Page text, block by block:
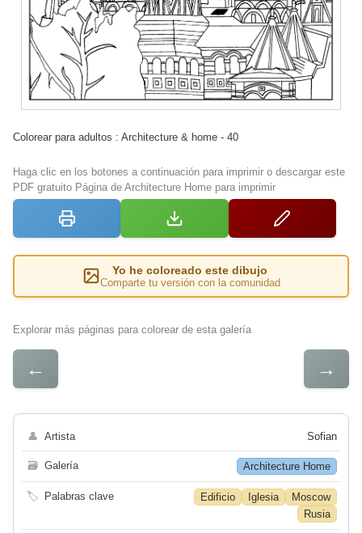
Colorear para adultos : Architecture & home - 40
Haga clic en los botones a continuación para imprimir o descargar este
PDF gratuito Página de Architecture Home para imprimir
Yo he coloreado este dibujo
Comparte tu versión con la comunidad
Explorar más páginas para colorear de esta galería
← →
👤 Artista Sofian
🗃 Galería Architecture Home
🏷 Palabras clave Edificio Iglesia
Moscow
Rusia